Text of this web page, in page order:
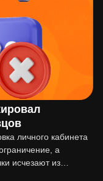
личного кабинета
а
исчезают из